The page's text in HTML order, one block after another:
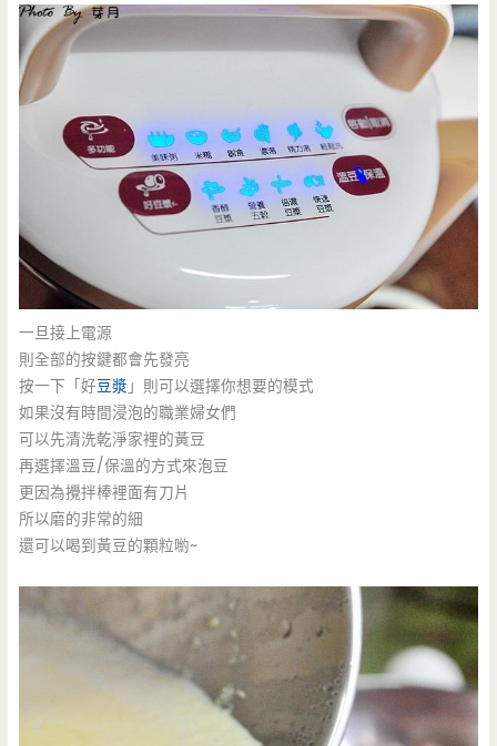
一旦接上電源
則全部的按鍵都會先發亮
按一下「好豆漿 」則可以選擇你想要的模式
如果沒有時間浸泡的職業婦女們
可以先清洗乾淨家裡的黃豆
再選擇溫豆/保溫的方式來泡豆
更因為攪拌棒裡面有刀片
所以磨的非常的細
還可以喝到黃豆的顆粒喲~